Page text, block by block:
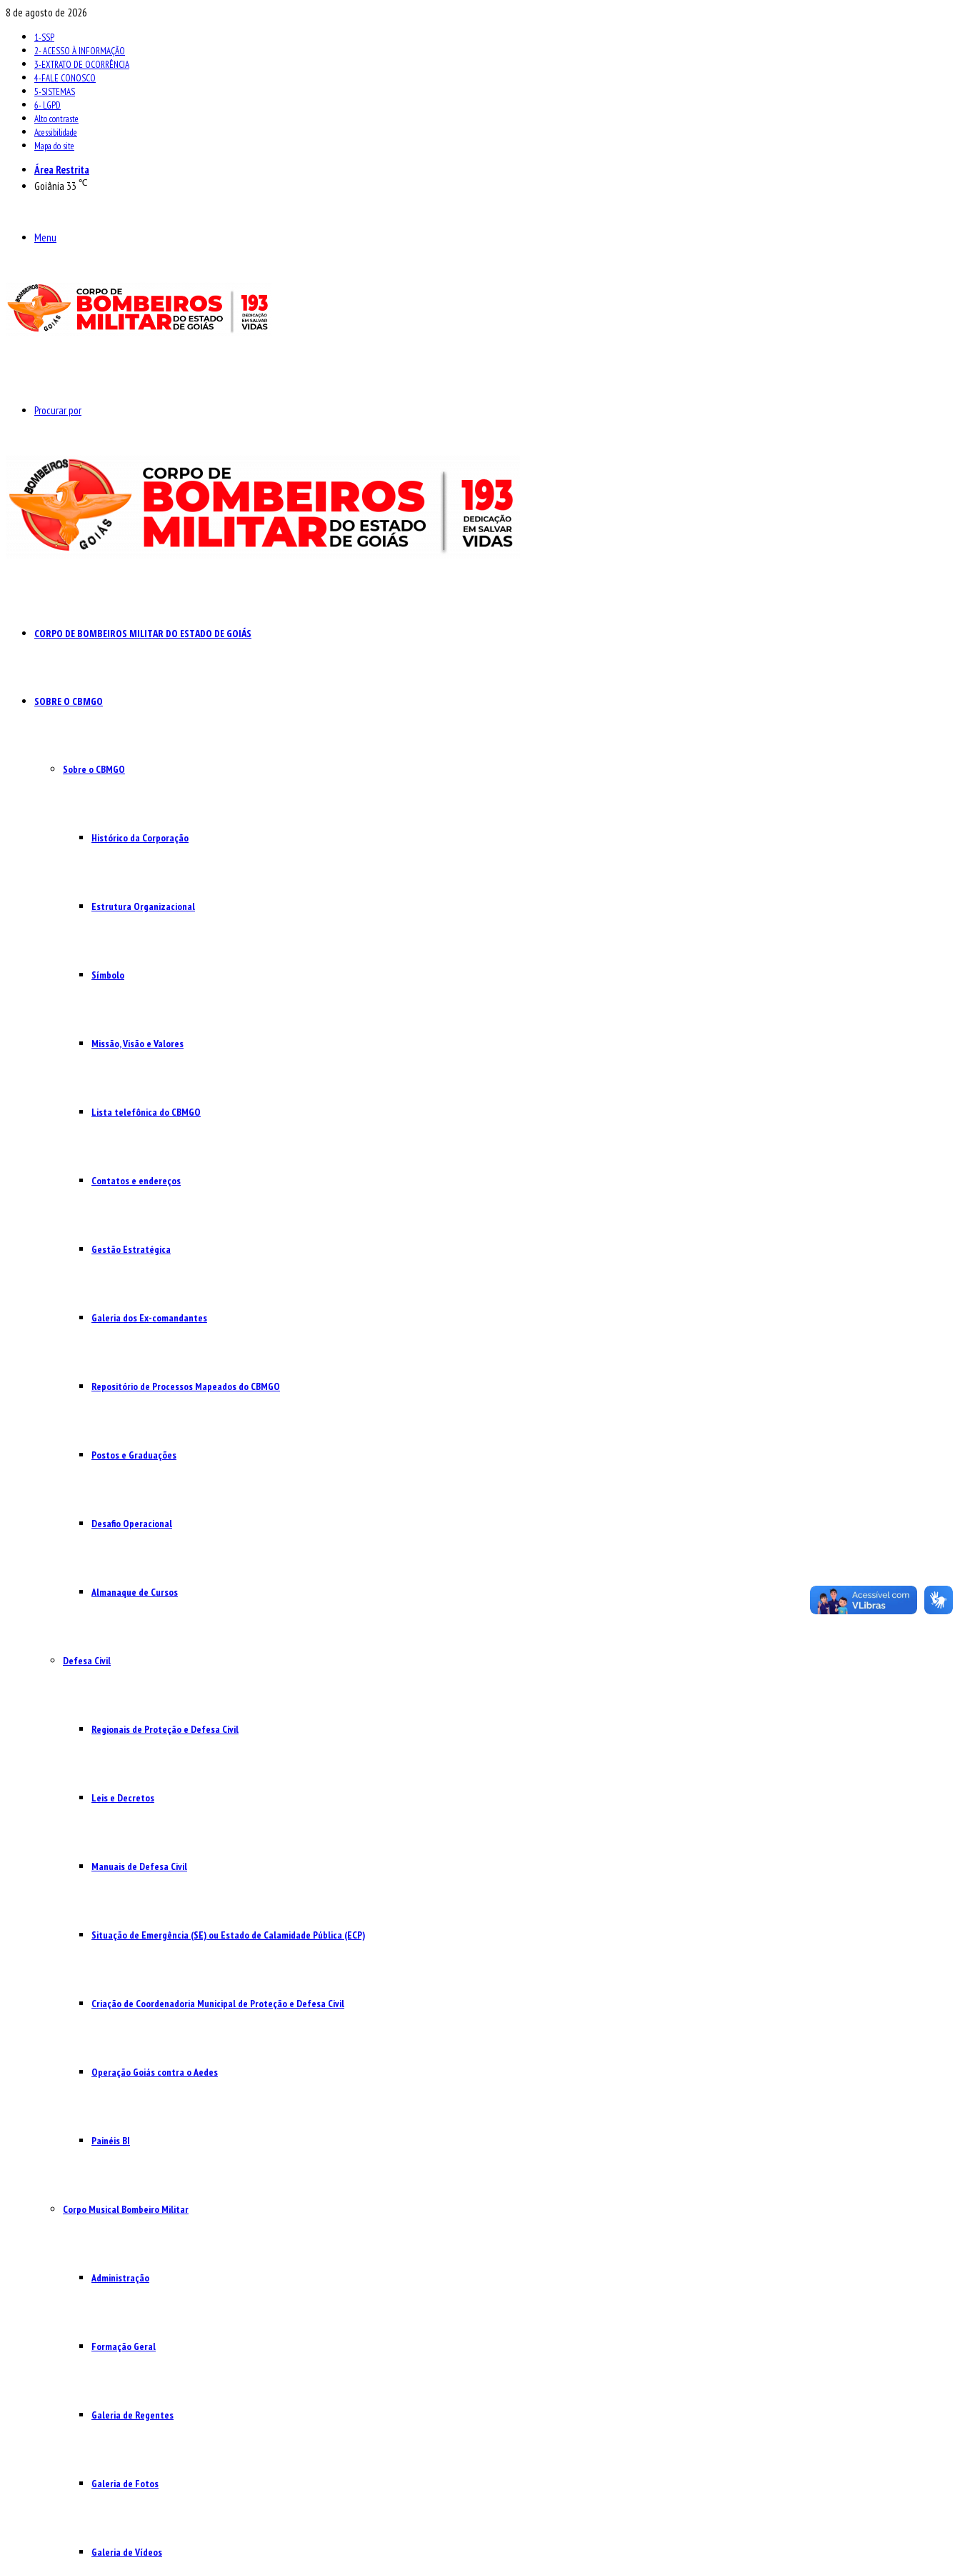
8 de agosto de 2026
1-SSP
2- ACESSO À INFORMAÇÃO
3-EXTRATO DE OCORRÊNCIA
4-FALE CONOSCO
5-SISTEMAS
6- LGPD
Alto contraste
Acessibilidade
Mapa do site
Área Restrita
Goiânia 33 ℃
Menu
Procurar por
CORPO DE BOMBEIROS MILITAR DO ESTADO DE GOIÁS
SOBRE O CBMGO
Sobre o CBMGO
Histórico da Corporação
Estrutura Organizacional
Símbolo
Missão, Visão e Valores
Lista telefônica do CBMGO
Contatos e endereços
Gestão Estratégica
Galeria dos Ex-comandantes
Repositório de Processos Mapeados do CBMGO
Postos e Graduações
Desafio Operacional
Almanaque de Cursos
Defesa Civil
Regionais de Proteção e Defesa Civil
Leis e Decretos
Manuais de Defesa Civil
Situação de Emergência (SE) ou Estado de Calamidade Pública (ECP)
Criação de Coordenadoria Municipal de Proteção e Defesa Civil
Operação Goiás contra o Aedes
Painéis BI
Corpo Musical Bombeiro Militar
Administração
Formação Geral
Galeria de Regentes
Galeria de Fotos
Galeria de Vídeos